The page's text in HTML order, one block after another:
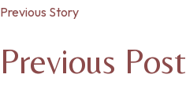
Previous Story
Previous Post